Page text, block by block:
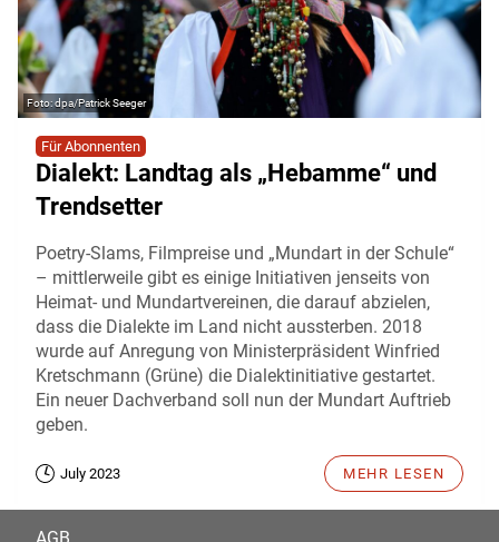
dpa/Patrick Seeger
Für Abonnenten
Dialekt: Landtag als „Hebamme“ und
Trendsetter
Poetry-Slams, Filmpreise und „Mundart in der Schule“
– mittlerweile gibt es einige Initiativen jenseits von
Heimat- und Mundartvereinen, die darauf abzielen,
dass die Dialekte im Land nicht aussterben. 2018
wurde auf Anregung von Ministerpräsident Winfried
Kretschmann (Grüne) die Dialektinitiative gestartet.
Ein neuer Dachverband soll nun der Mundart Auftrieb
geben.
July 2023 MEHR LESEN
AGB